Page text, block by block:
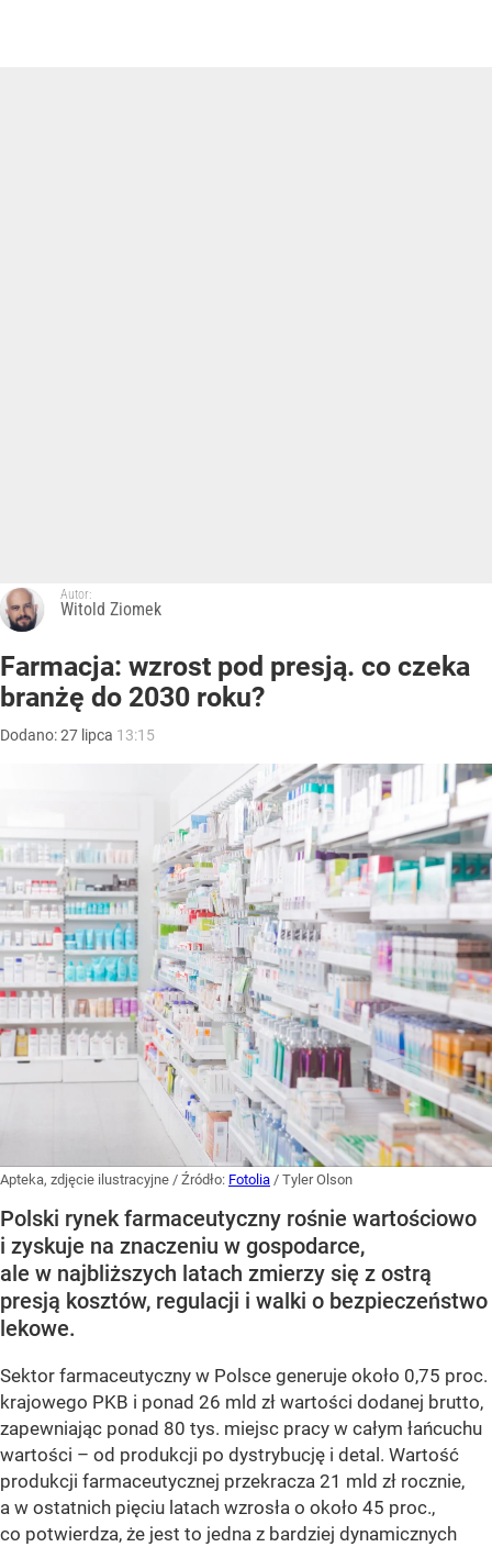
Autor:
Witold Ziomek
Farmacja: wzrost pod presją. co czeka
branżę do 2030 roku?
Dodano:27 lipca 13:15
Apteka, zdjęcie ilustracyjne / Źródło: Fotolia / Tyler Olson
Polski rynek farmaceutyczny rośnie wartościowo
i zyskuje na znaczeniu w gospodarce,
ale w najbliższych latach zmierzy się z ostrą
presją kosztów, regulacji i walki o bezpieczeństwo
lekowe.
Sektor farmaceutyczny w Polsce generuje około 0,75 proc.
krajowego PKB i ponad 26 mld zł wartości dodanej brutto,
zapewniając ponad 80 tys. miejsc pracy w całym łańcuchu
wartości – od produkcji po dystrybucję i detal. Wartość
produkcji farmaceutycznej przekracza 21 mld zł rocznie,
a w ostatnich pięciu latach wzrosła o około 45 proc.,
co potwierdza, że jest to jedna z bardziej dynamicznych